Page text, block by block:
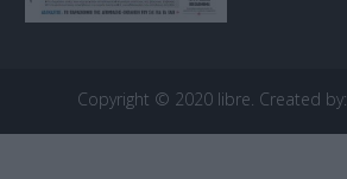
Copyright © 2020 libre. Created by: